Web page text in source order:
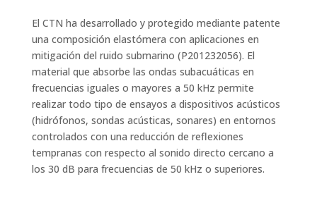
El CTN ha desarrollado y protegido mediante patente
una composición elastómera con aplicaciones en
mitigación del ruido submarino (P201232056). El
material que absorbe las ondas subacuáticas en
frecuencias iguales o mayores a 50 kHz permite
realizar todo tipo de ensayos a dispositivos acústicos
(hidrófonos, sondas acústicas, sonares) en entornos
controlados con una reducción de reflexiones
tempranas con respecto al sonido directo cercano a
los 30 dB para frecuencias de 50 kHz o superiores.